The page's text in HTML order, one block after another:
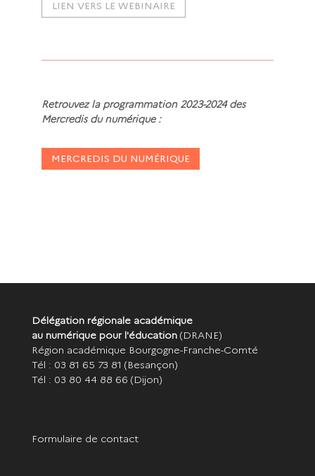
LIEN VERS LE WEBINAIRE
Retrouvez la programmation 2023-2024 des
Mercredis du numérique :
MERCREDIS DU NUMÉRIQUE
Délégation régionale académique
au numérique pour l'éducation(DRANE)
Région académique Bourgogne-Franche-Comté
Tél : 03 81 65 73 81 (Besançon)
Tél : 03 80 44 88 66 (Dijon)
Formulaire de contact